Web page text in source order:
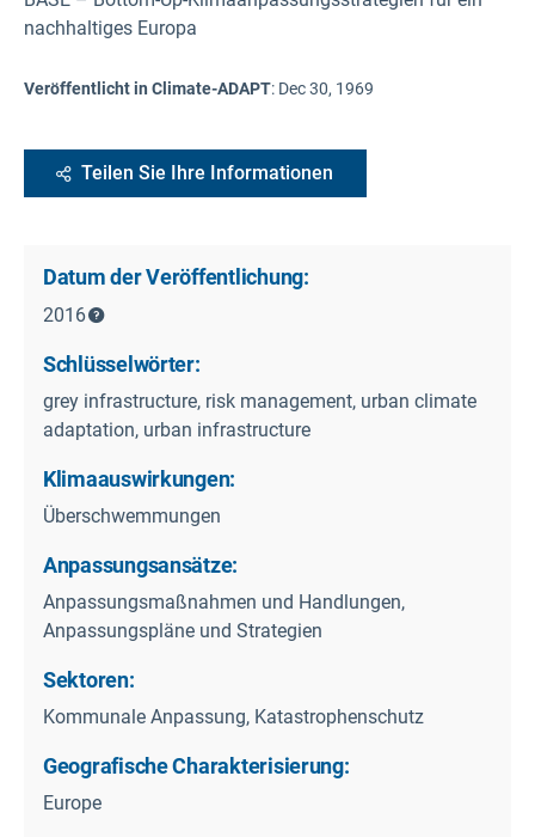
nachhaltiges Europa
Veröffentlicht in Climate-ADAPT: Dec 30, 1969
Teilen Sie Ihre Informationen
Datum der Veröffentlichung:
2016
Schlüsselwörter:
grey infrastructure, risk management, urban climate
adaptation, urban infrastructure
Klimaauswirkungen:
Überschwemmungen
Anpassungsansätze:
Anpassungsmaßnahmen und Handlungen,
Anpassungspläne und Strategien
Sektoren:
Kommunale Anpassung, Katastrophenschutz
Geografische Charakterisierung:
Europe